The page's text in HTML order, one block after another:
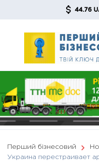
44.76 UAH → 0%
Перший бізнесовий
Украина перестраивает